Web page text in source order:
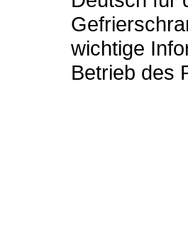
wichtige
Betrieb des